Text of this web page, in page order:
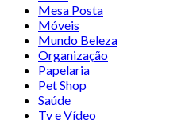
Mesa Posta
Móveis
Mundo Beleza
Organização
Papelaria
Pet Shop
Saúde
Tv e Vídeo